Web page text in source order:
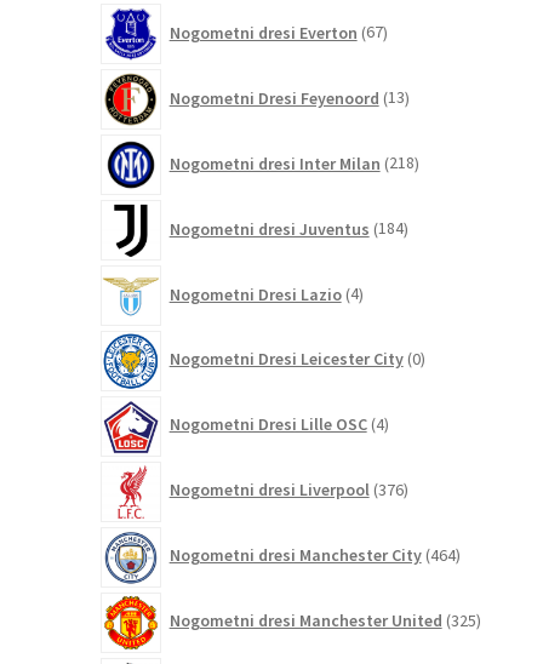
Nogometni dresi Everton 67izdelkov
Nogometni Dresi Feyenoord 13izdelkov
Nogometni dresi Inter Milan 218izdelkov
Nogometni dresi Juventus 184izdelkov
Nogometni Dresi Lazio 4izdelki
Nogometni Dresi Leicester City 0izdelkov
Nogometni Dresi Lille OSC 4izdelki
Nogometni dresi Liverpool 376izdelkov
Nogometni dresi Manchester City 464izdelkov
Nogometni dresi Manchester United 325izdelkov